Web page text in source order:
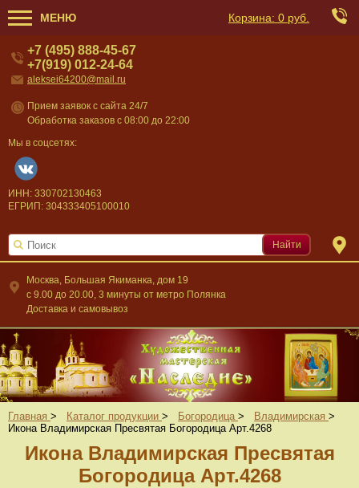
МЕНЮ Корзина: 0 руб.
Москва, Большая Якиманка, дом 19
c 9.00 до 20.00, 3 минуты от метро Полянка
Доставка и самовывоз
+7 (495) 888-45-67
+7(919) 012-24-64
aleksei64200@mail.ru
Прием заявок с сайта 24/7
Обработка заказов с 08:00 до 22:00
Мы в соцсетях:
ИНН: 330702130463
ЕГРИП: 304333405100010
Найти
Главная > Каталог продукции > Богородица > Владимирская >
Икона Владимирская Пресвятая Богородица Арт.4268
Икона Владимирская Пресвятая
Богородица Арт.4268